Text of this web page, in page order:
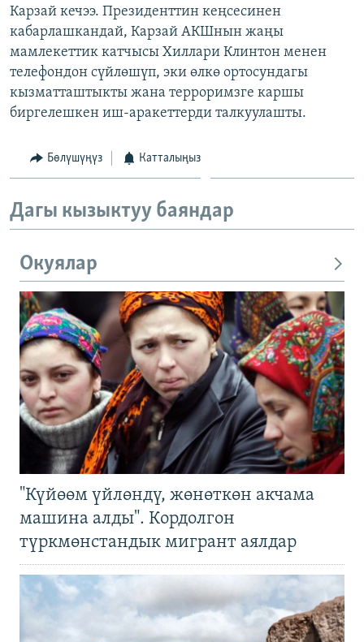
ЭЕ/АРнун бардык сайттары
Карзай кечээ. Президенттин кеңсесинен
кабарлашкандай, Карзай АКШнын жаңы
мамлекеттик катчысы Хиллари Клинтон менен
телефондон сүйлөшүп, эки өлкө ортосундагы
кызматташтыкты жана терроримзге каршы
биргелешкен иш-аракеттерди талкуулашты.
Бөлүшүңүз Катталыңыз
Дагы кызыктуу баяндар
Окуялар
"Күйөөм үйлөндү, жөнөткөн акчама
машина алды". Кордолгон
түркмөнстандык мигрант аялдар